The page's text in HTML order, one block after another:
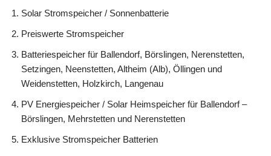
Solar Stromspeicher / Sonnenbatterie
Preiswerte Stromspeicher
Batteriespeicher für Ballendorf, Börslingen, Nerenstetten,
Setzingen, Neenstetten, Altheim (Alb), Öllingen und
Weidenstetten, Holzkirch, Langenau
PV Energiespeicher / Solar Heimspeicher für Ballendorf –
Börslingen, Mehrstetten und Nerenstetten
Exklusive Stromspeicher Batterien